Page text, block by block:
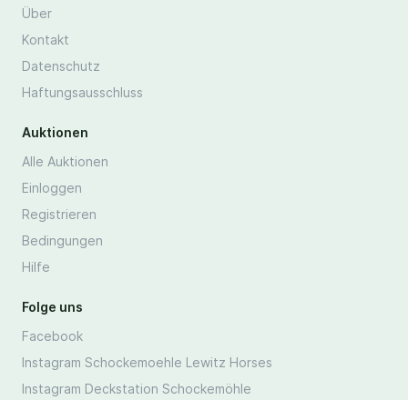
Über
Kontakt
Datenschutz
Haftungsausschluss
Auktionen
Alle Auktionen
Einloggen
Registrieren
Bedingungen
Hilfe
Folge uns
Facebook
Instagram Schockemoehle Lewitz Horses
Instagram Deckstation Schockemöhle